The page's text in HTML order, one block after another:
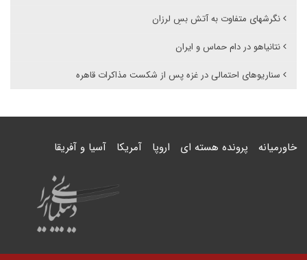
نگرشهای متفاوت به آتش بسِ لرزان
نتانیاهو در دام حماس و ایران
سناریوهای احتمالی در غزه پس از شکست مذاکرات قاهره
خاورمیانه پرونده هسته ای اروپا آمریکا آسیا و آفریقا